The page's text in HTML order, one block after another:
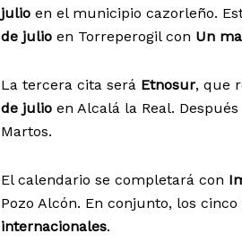
julio en el municipio cazorleño.
de julio en Torreperogil con Un
La tercera cita será Etnosur, que
de julio en Alcalá la Real.
Martos.
El calendario se completará con
Pozo Alcón. En conjunto, los
internacionales.